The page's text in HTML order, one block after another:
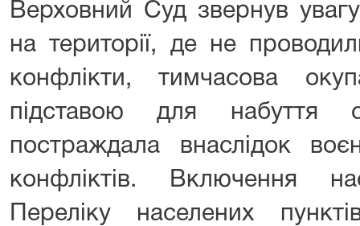
Верховний Суд звернув
на території, де не
конфлікти, тимчасова
підставою для набуття
постраждала внаслідок
конфліктів. Включення
Переліку населених